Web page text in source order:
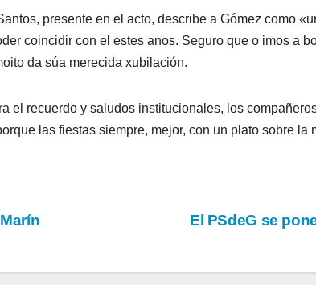
presente en el acto, describe a Gómez como
coincidir con el estes anos. Seguro que o imos a
da súa merecida xubilación.
el recuerdo y saludos institucionales, los
las fiestas siempre, mejor, con un plato sobre la
El PSdeG se